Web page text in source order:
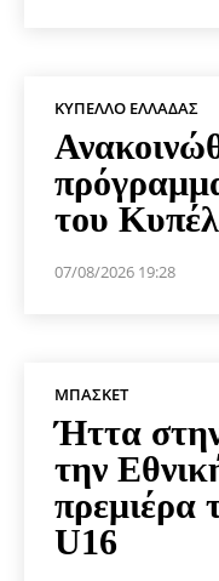
ΚΎΠΕΛΛΟ ΕΛΛΆΔΑΣ
του
07/08/2026 19:28
ΜΠΆΣΚΕΤ
Ήττα
την
πρεμιέρα
U16